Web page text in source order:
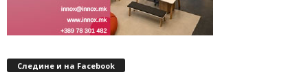
Следине и на Facebook